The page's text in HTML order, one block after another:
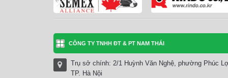
CÔNG TY TNHH ĐT & PT NAM THÁI
Trụ sở chính: 2/1 Huỳnh Văn Nghệ, phường Phúc
TP. Hà Nội